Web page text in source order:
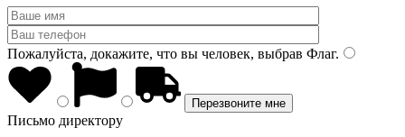
Пожалуйста, докажите, что вы человек, выбрав Флаг.
Письмо директору